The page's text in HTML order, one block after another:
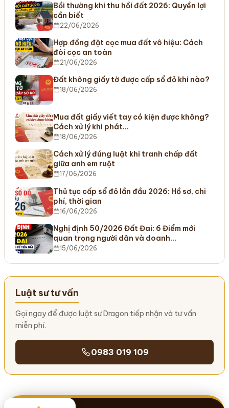
Bồi thường khi thu hồi đất 2026: Quyền lợi
cần biết
22/06/2026
Hợp đồng đặt cọc mua đất vô hiệu: Cách
đòi cọc an toàn
21/06/2026
Đất không giấy tờ được cấp sổ đỏ khi nào?
18/06/2026
Mua đất giấy viết tay có kiện được không?
Cách xử lý khi phát…
18/06/2026
Cách xử lý đúng luật khi tranh chấp đất
giữa anh em ruột
17/06/2026
Thủ tục cấp sổ đỏ lần đầu 2026: Hồ sơ, chi
phí, thời gian
16/06/2026
Nghị định 50/2026 Đất Đai: 6 Điểm mới
quan trọng người dân và doanh…
15/06/2026
Luật sư tư vấn
Gọi ngay để được luật sư Dragon tiếp nhận và tư vấn
miễn phí.
0983 019 109